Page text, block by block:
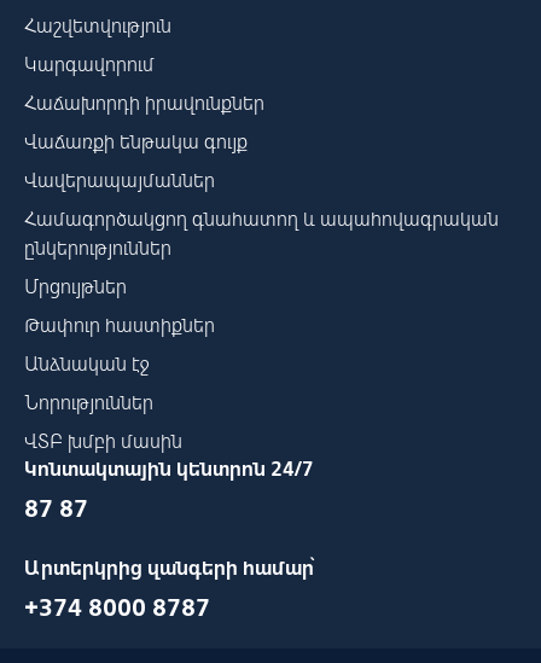
Հաշվետվություն
Կարգավորում
Հաճախորդի իրավունքներ
Վաճառքի ենթակա գույք
Վավերապայմաններ
Համագործակցող գնահատող և ապահովագրական
ընկերություններ
Մրցույթներ
Թափուր հաստիքներ
Անձնական էջ
Նորություններ
ՎՏԲ խմբի մասին
Կոնտակտային կենտրոն 24/7
87 87
Արտերկրից զանգերի համար՝
+374 8000 8787